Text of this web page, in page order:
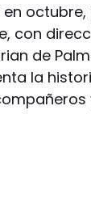
con
de
la